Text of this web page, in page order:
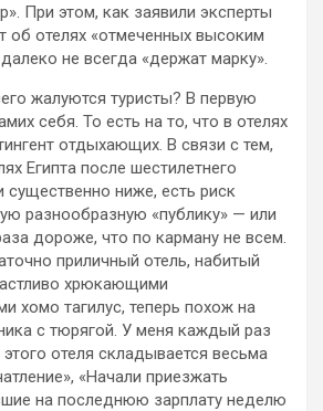
При этом, как заявили эксперты
об отелях «отмеченных высоким
далеко не всегда «держат марку».
жалуются туристы? В первую
себя. То есть на то, что в отелях
отдыхающих. В связи с тем,
Египта после шестилетнего
существенно ниже, есть риск
разнообразную «публику» — или
дороже, что по карману не всем.
приличный отель, набитый
хрюкающими
хомо тагилус, теперь похож на
с тюрягой. У меня каждый раз
отеля складывается весьма
«Начали приезжать
на последнюю зарплату неделю